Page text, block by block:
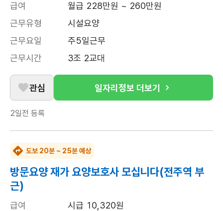
급여
월급 228만원 ~ 260만원
근무유형
시설요양
근무요일
주5일근무
근무시간
3조 2교대
관심 일자리정보 더보기
2일전 등록
도보 20분 ~ 25분 예상
방문요양 재가 요양보호사 모십니다(전주역 부
근)
급여
시급 10,320원